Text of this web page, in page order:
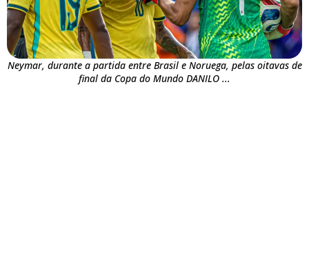
Neymar, durante a partida entre Brasil e Noruega, pelas oitavas de
final da Copa do Mundo DANILO ...